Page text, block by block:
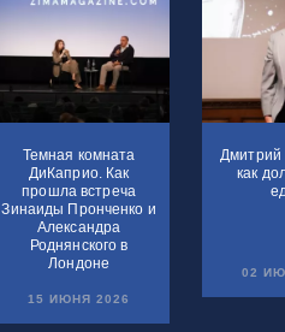
Темная комната
ДиКаприо. Как
прошла встреча
Зинаиды Пронченко и
Александра
Роднянского в
Лондоне
15 ИЮНЯ 2026
Дмитрий
как
02